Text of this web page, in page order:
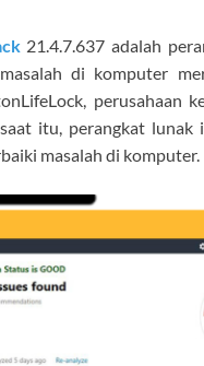
21.4.7.637 adalah
di komputer
perusahaan
itu, perangkat
masalah di komputer.